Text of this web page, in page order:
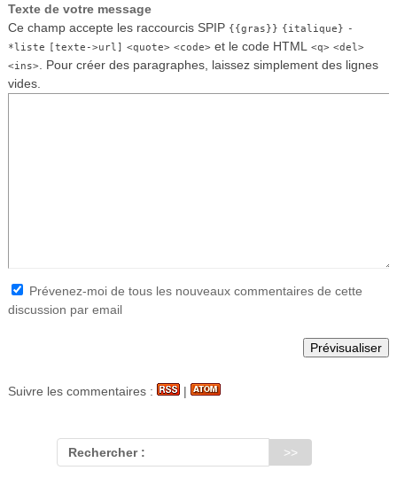
Texte de votre message
Ce champ accepte les raccourcis SPIP {{gras}} {italique} -
*liste [texte->url] <quote> <code>et le code HTML <q> <del>
<ins>. Pour créer des paragraphes, laissez simplement des lignes
vides.
Prévenez-moi de tous les nouveaux commentaires de cette
discussion par email
Suivre les commentaires : |
Rechercher :